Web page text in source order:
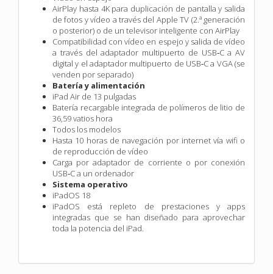
AirPlay hasta 4K para duplicación de pantalla y salida
de fotos y vídeo a través del Apple TV (2.ª generación
o posterior) o de un televisor inteligente con AirPlay
Compatibilidad con vídeo en espejo y salida de vídeo
a través del adaptador multipuerto de USB‑C a AV
digital y el adaptador multipuerto de USB‑C a VGA (se
venden por separado)
Batería y alimentación
iPad Air de 13 pulgadas
Batería recargable integrada de polímeros de litio de
36,59 vatios hora
Todos los modelos
Hasta 10 horas de navegación por internet vía wifi o
de reproducción de vídeo
Carga por adaptador de corriente o por conexión
USB‑C a un ordenador
Sistema operativo
iPadOS 18
iPadOS está repleto de prestaciones y apps
integradas que se han diseñado para aprovechar
toda la potencia del iPad.